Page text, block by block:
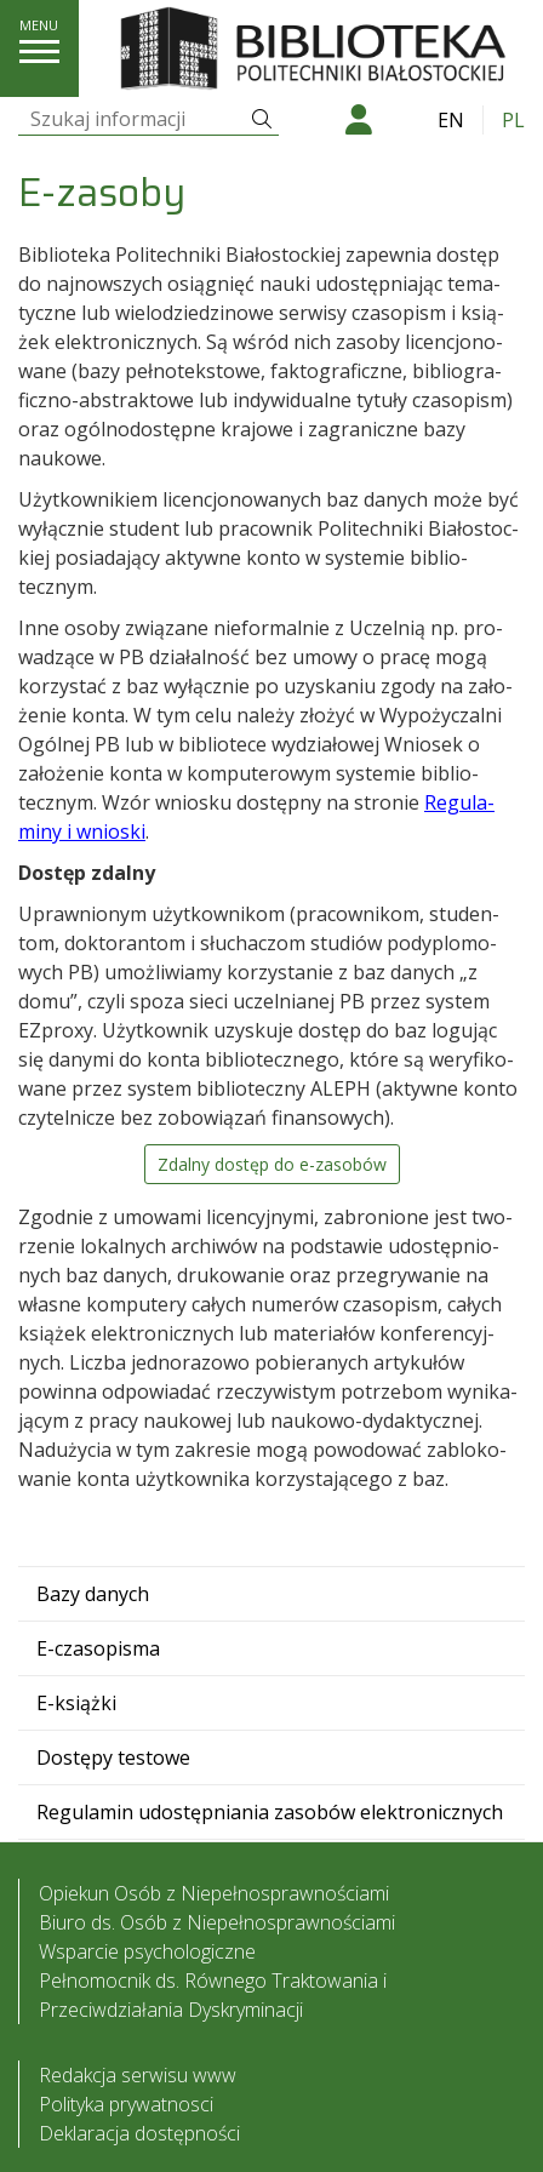
Szukaj: EN PL
E-zasoby
E-zasoby
Biblio­teka Poli­tech­niki Bia­ło­stoc­kiej zapew­nia dostęp
do naj­now­szych osią­gnięć nauki udo­stęp­nia­jąc tema­
tyczne lub wie­lo­dzie­dzi­nowe ser­wisy cza­so­pism i ksią­
żek elek­tro­nicz­nych. Są wśród nich zasoby licen­cjo­no­
wane (bazy peł­no­tek­stowe, fak­to­gra­ficzne, biblio­gra­
ficzno-abs­trak­towe lub indy­wi­du­alne tytuły cza­so­pism)
oraz ogól­no­do­stępne kra­jowe i zagra­niczne bazy
naukowe.
Użyt­kow­nikiem licen­cjo­no­wa­nych baz danych może być
wyłącz­nie stu­dent lub pra­cow­nik Poli­tech­niki Bia­ło­stoc­
kiej posia­da­jący aktywne konto w sys­temie biblio­
tecznym.
Inne osoby zwią­zane nie­for­mal­nie z Uczel­nią np. pro­
wa­dzące w PB dzia­łal­ność bez umowy o pracę mogą
korzy­stać z baz wyłącz­nie po uzy­ska­niu zgody na zało­
że­nie konta. W tym celu należy zło­żyć w Wypo­ży­czalni
Ogól­nej PB lub w biblio­tece wydzia­ło­wej Wnio­sek o
zało­że­nie konta w kom­pu­te­ro­wym sys­temie biblio­
tecznym. Wzór wnio­sku dostępny na stro­nie Regu­la­
miny i wnio­ski.
Dostęp zdalny
Upraw­nio­nym użyt­kow­ni­kom (pra­cow­ni­kom, stu­den­
tom, dok­to­ran­tom i słu­cha­czom stu­diów pody­plo­mo­
wych PB) umoż­li­wiamy korzy­sta­nie z baz danych „z
domu”, czyli spoza sieci uczel­nia­nej PB przez sys­tem
EZproxy. Użyt­kow­nik uzy­skuje dostęp do baz logu­jąc
się danymi do konta biblio­tecz­nego, które są wery­fi­ko­
wane przez sys­tem biblio­teczny ALEPH (aktywne konto
czy­tel­ni­cze bez zobo­wią­zań finan­so­wych).
Zdalny dostęp do e-zaso­bów
Zgod­nie z umo­wami licen­cyj­nymi, zabro­nione jest two­
rze­nie lokal­nych archi­wów na pod­sta­wie udo­stęp­nio­
nych baz danych, dru­ko­wa­nie oraz prze­gry­wa­nie na
wła­sne kom­pu­tery całych nume­rów cza­so­pism, całych
ksią­żek elek­tro­nicz­nych lub mate­ria­łów kon­fe­ren­cyj­
nych. Liczba jed­no­ra­zowo pobie­ra­nych arty­ku­łów
powinna odpo­wia­dać rze­czy­wi­stym potrze­bom wyni­ka­
ją­cym z pracy nauko­wej lub naukowo-dydak­tycz­nej.
Nadu­ży­cia w tym zakre­sie mogą powo­do­wać zablo­ko­
wa­nie konta użyt­kow­nika korzy­sta­ją­cego z baz.
Bazy danych
E-czasopisma
E-książki
Dostępy testowe
Regulamin udostępniania zasobów elektronicznych
Opiekun Osób z Niepełnosprawnościami
Biuro ds. Osób z Niepełnosprawnościami
Wsparcie psychologiczne
Pełnomocnik ds. Równego Traktowania i
Przeciwdziałania Dyskryminacji
Redakcja serwisu www
Polityka prywatnosci
Deklaracja dostępności